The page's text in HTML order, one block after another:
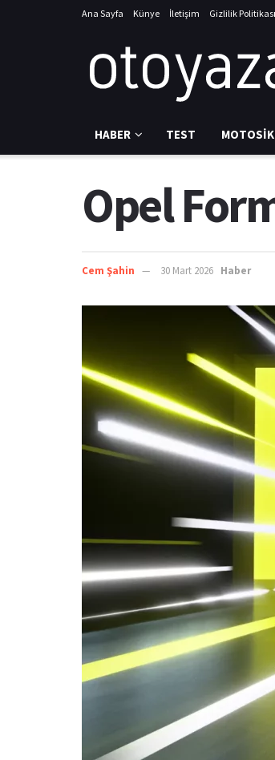
Ana Sayfa Künye İletişim Gizlilik Politikası
HABER TEST
Opel
Cem Şahin 30 Mart 2026 Haber